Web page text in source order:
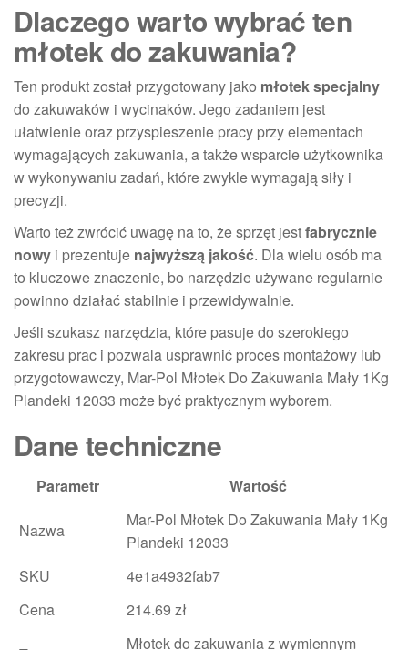
Dlaczego warto wybrać ten
młotek do zakuwania?
Ten produkt został przygotowany jako młotek specjalny
do zakuwaków i wycinaków. Jego zadaniem jest
ułatwienie oraz przyspieszenie pracy przy elementach
wymagających zakuwania, a także wsparcie użytkownika
w wykonywaniu zadań, które zwykle wymagają siły i
precyzji.
Warto też zwrócić uwagę na to, że sprzęt jestfabrycznie
nowy i prezentuje najwyższą jakość. Dla wielu osób ma
to kluczowe znaczenie, bo narzędzie używane regularnie
powinno działać stabilnie i przewidywalnie.
Jeśli szukasz narzędzia, które pasuje do szerokiego
zakresu prac i pozwala usprawnić proces montażowy lub
przygotowawczy, Mar-Pol Młotek Do Zakuwania Mały 1Kg
Plandeki 12033 może być praktycznym wyborem.
Dane techniczne
Parametr Wartość
Nazwa
Mar-Pol Młotek Do Zakuwania Mały 1Kg
Plandeki 12033
SKU
4e1a4932fab7
Cena
214.69 zł
Młotek do zakuwania z wymiennym